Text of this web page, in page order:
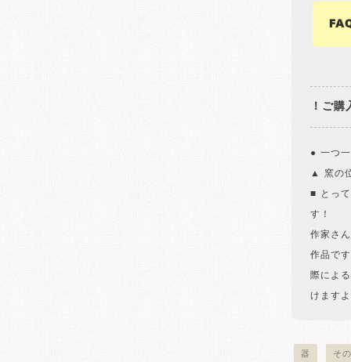
！ご
● 一つ
▲ 窯の
■ とっ
す！
作家さ
作品で
際によ
けます
器 そ